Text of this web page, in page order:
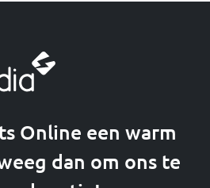
Online een warm
dan om ons te